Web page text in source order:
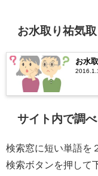
お水取り祐気
お水
2016.1.1
サイト内で調
検索窓に短い単語を
検索ボタンを押して